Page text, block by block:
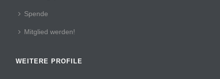
Spende
Mitglied werden!
WEITERE PROFILE